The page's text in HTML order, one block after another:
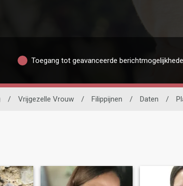
Toegang tot geavanceerde
/ Vrijgezelle Vrouw / Filippijnen / Daten /